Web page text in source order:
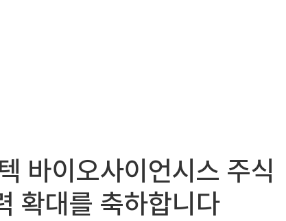
이오사이언시스 주식
확대를 축하합니다